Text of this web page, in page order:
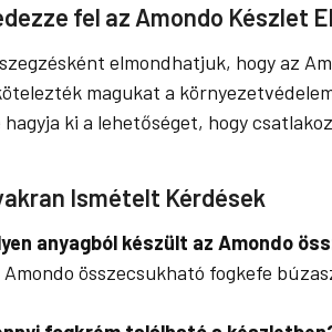
fel az Amondo Készlet
elmondhatjuk, hogy az
magukat a
hagyja ki a lehetőséget, hogy
Ismételt Kérdések
anyagból készült az Amondo
Amondo összecsukható fogkefe